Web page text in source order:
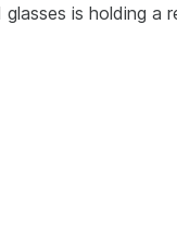
is holding a